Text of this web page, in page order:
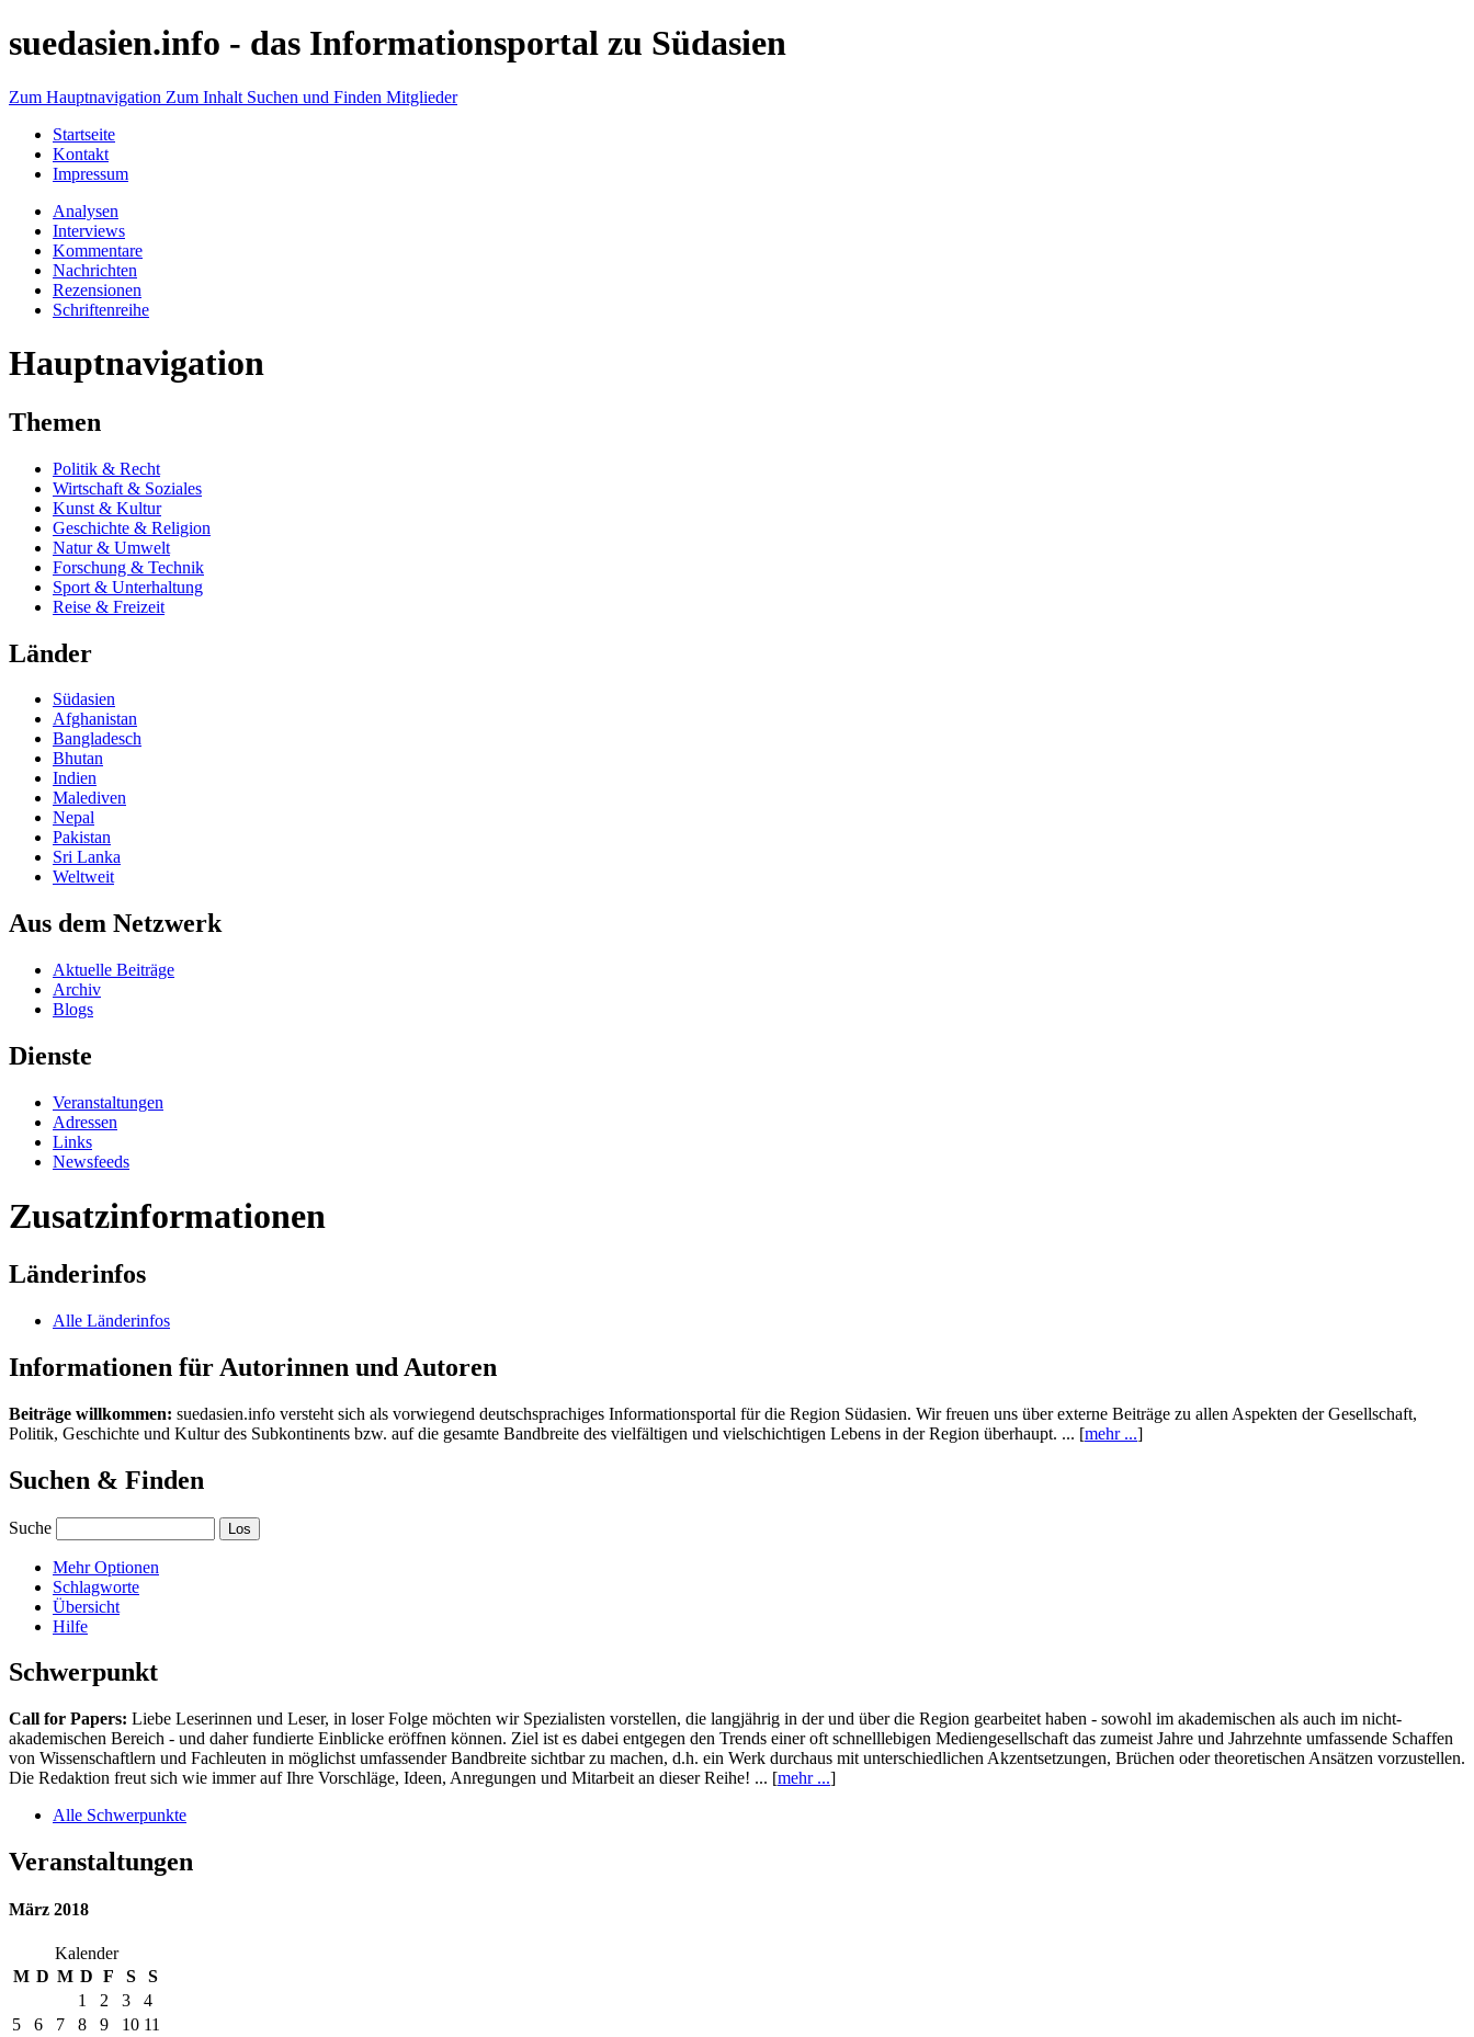
suedasien.info - das Informationsportal zu Südasien
Zum Hauptnavigation Zum Inhalt Suchen und Finden Mitglieder
Startseite
Kontakt
Impressum
Analysen
Interviews
Kommentare
Nachrichten
Rezensionen
Schriftenreihe
Hauptnavigation
Themen
Politik & Recht
Wirtschaft & Soziales
Kunst & Kultur
Geschichte & Religion
Natur & Umwelt
Forschung & Technik
Sport & Unterhaltung
Reise & Freizeit
Länder
Südasien
Afghanistan
Bangladesch
Bhutan
Indien
Malediven
Nepal
Pakistan
Sri Lanka
Weltweit
Aus dem Netzwerk
Aktuelle Beiträge
Archiv
Blogs
Dienste
Veranstaltungen
Adressen
Links
Newsfeeds
Zusatzinformationen
Länderinfos
Alle Länderinfos
Informationen für Autorinnen und Autoren
Beiträge willkommen: suedasien.info versteht sich als vorwiegend deutschsprachiges Informationsportal für die Region Südasien. Wir freuen uns über externe Beiträge zu allen Aspekten der Gesellschaft,
Politik, Geschichte und Kultur des Subkontinents bzw. auf die gesamte Bandbreite des vielfältigen und vielschichtigen Lebens in der Region überhaupt. ... [mehr ...]
Suchen & Finden
Suche
Mehr Optionen
Schlagworte
Übersicht
Hilfe
Schwerpunkt
Call for Papers: Liebe Leserinnen und Leser, in loser Folge möchten wir Spezialisten vorstellen, die langjährig in der und über die Region gearbeitet haben - sowohl im akademischen als auch im nicht-
akademischen Bereich - und daher fundierte Einblicke eröffnen können. Ziel ist es dabei entgegen den Trends einer oft schnelllebigen Mediengesellschaft das zumeist Jahre und Jahrzehnte umfassende Schaffen
von Wissenschaftlern und Fachleuten in möglichst umfassender Bandbreite sichtbar zu machen, d.h. ein Werk durchaus mit unterschiedlichen Akzentsetzungen, Brüchen oder theoretischen Ansätzen vorzustellen.
Die Redaktion freut sich wie immer auf Ihre Vorschläge, Ideen, Anregungen und Mitarbeit an dieser Reihe! ... [mehr ...]
Alle Schwerpunkte
Veranstaltungen
März 2018
Kalender
M D M D F S
S
1
2 3
4
5
6 7 8 9 10 11